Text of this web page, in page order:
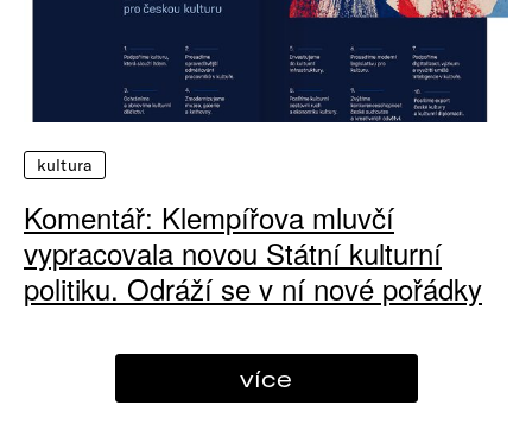
kultura
Komentář: Klempířova mluvčí
vypracovala novou Státní kulturní
politiku. Odráží se v ní nové pořádky
více